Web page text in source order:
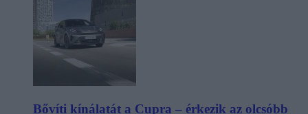
Bővíti kínálatát a Cupra – érkezik az olcsóbb